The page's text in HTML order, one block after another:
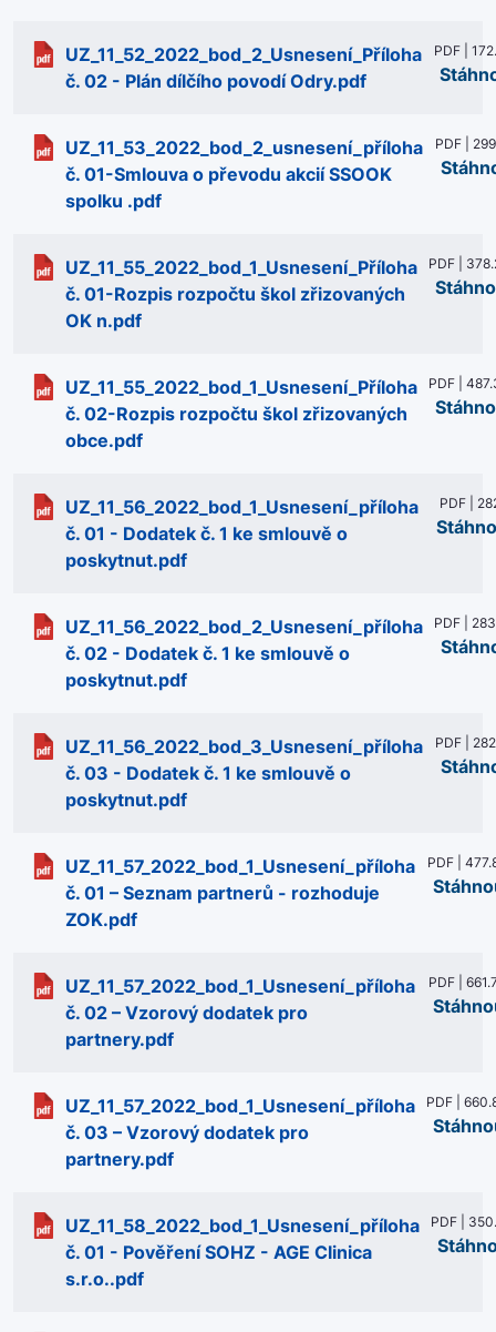
UZ_11_52_2022_bod_2_Usnesení_Příloha
č. 02 - Plán dílčího povodí Odry.pdf
PDF |
UZ_11_53_2022_bod_2_usnesení_příloha
č. 01-Smlouva o převodu akcií SSOOK
spolku .pdf
PDF |
UZ_11_55_2022_bod_1_Usnesení_Příloha
č. 01-Rozpis rozpočtu škol zřizovaných
OK n.pdf
PDF |
UZ_11_55_2022_bod_1_Usnesení_Příloha
č. 02-Rozpis rozpočtu škol zřizovaných
obce.pdf
PDF |
UZ_11_56_2022_bod_1_Usnesení_příloha
č. 01 - Dodatek č. 1 ke smlouvě o
poskytnut.pdf
PDF |
UZ_11_56_2022_bod_2_Usnesení_příloha
č. 02 - Dodatek č. 1 ke smlouvě o
poskytnut.pdf
PDF |
UZ_11_56_2022_bod_3_Usnesení_příloha
č. 03 - Dodatek č. 1 ke smlouvě o
poskytnut.pdf
PDF |
UZ_11_57_2022_bod_1_Usnesení_příloha
č. 01 – Seznam partnerů - rozhoduje
ZOK.pdf
PDF |
UZ_11_57_2022_bod_1_Usnesení_příloha
č. 02 – Vzorový dodatek pro
partnery.pdf
PDF |
UZ_11_57_2022_bod_1_Usnesení_příloha
č. 03 – Vzorový dodatek pro
partnery.pdf
PDF |
UZ_11_58_2022_bod_1_Usnesení_příloha
č. 01 - Pověření SOHZ - AGE Clinica
s.r.o..pdf
PDF |